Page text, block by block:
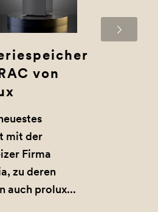
von
mit der
Firma
zu deren
auch prolux...
Weiter